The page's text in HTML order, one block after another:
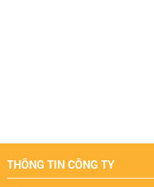
THÔNG TIN CÔNG TY